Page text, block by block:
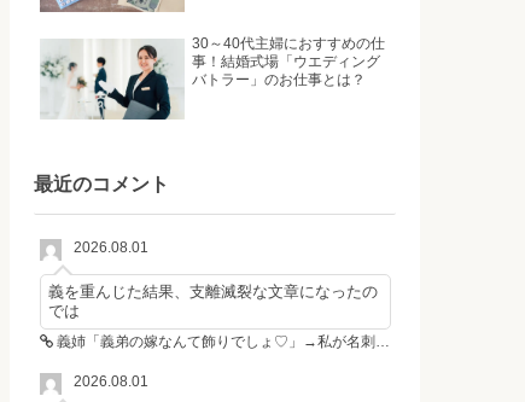
30～40代主婦におすすめの仕
事！結婚式場「ウエディング
バトラー」のお仕事とは？
最近のコメント
2026.08.01
義を重んじた結果、支離滅裂な文章になったの
では
義姉「義弟の嫁なんて飾りでしょ♡」→私が名刺を置いた瞬間、不倫相手が青ざめた
2026.08.01